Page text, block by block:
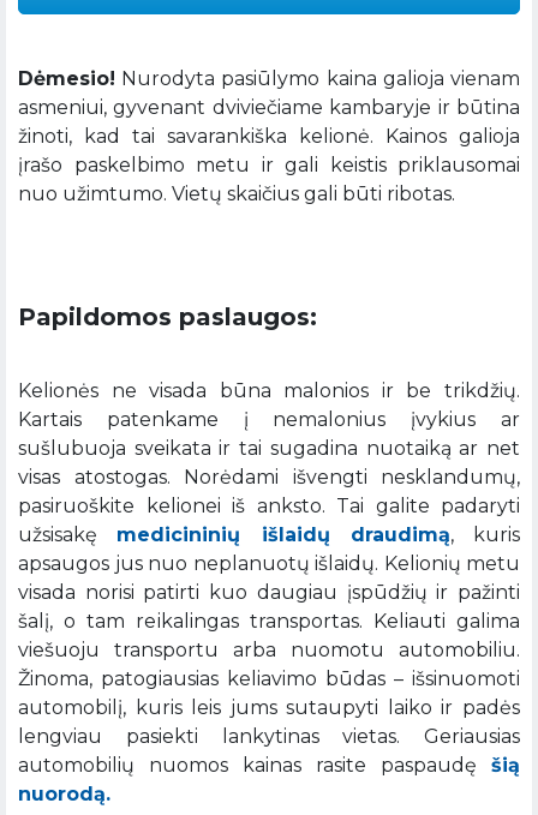
Dėmesio! Nurodyta pasiūlymo kaina galioja vienam
asmeniui, gyvenant dviviečiame kambaryje ir būtina
žinoti, kad tai savarankiška kelionė. Kainos galioja
įrašo paskelbimo metu ir gali keistis priklausomai
nuo užimtumo. Vietų skaičius gali būti ribotas.
Papildomos paslaugos:
Kelionės ne visada būna malonios ir be trikdžių.
Kartais patenkame į nemalonius įvykius ar
sušlubuoja sveikata ir tai sugadina nuotaiką ar net
visas atostogas. Norėdami išvengti nesklandumų,
pasiruoškite kelionei iš anksto. Tai galite padaryti
užsisakę medicininių išlaidų draudimą, kuris
apsaugos jus nuo neplanuotų išlaidų. Kelionių metu
visada norisi patirti kuo daugiau įspūdžių ir pažinti
šalį, o tam reikalingas transportas. Keliauti galima
viešuoju transportu arba nuomotu automobiliu.
Žinoma, patogiausias keliavimo būdas – išsinuomoti
automobilį, kuris leis jums sutaupyti laiko ir padės
lengviau pasiekti lankytinas vietas. Geriausias
automobilių nuomos kainas rasite paspaudę šią
nuorodą.